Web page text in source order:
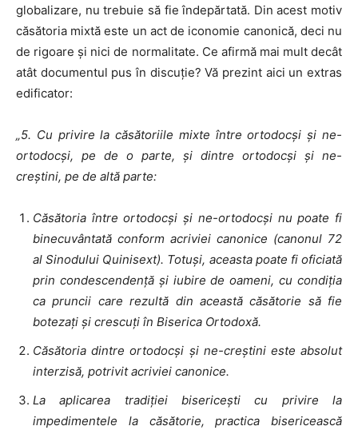
globalizare, nu trebuie să fie îndepărtată. Din acest motiv
căsătoria mixtă este un act de iconomie canonică, deci nu
de rigoare și nici de normalitate. Ce afirmă mai mult decât
atât documentul pus în discuție? Vă prezint aici un extras
edificator:
„5. Cu privire la căsătoriile mixte între ortodocși și ne-
ortodocși, pe de o parte, şi dintre ortodocși şi ne-
creștini, pe de altă parte:
Căsătoria între ortodocși și ne-ortodocși nu poate fi
binecuvântată conform acriviei canonice (canonul 72
al Sinodului Quinisext). Totuși, aceasta poate fi oficiată
prin condescendență și iubire de oameni, cu condiția
ca pruncii care rezultă din această căsătorie să fie
botezați și crescuți în Biserica Ortodoxă.
Căsătoria dintre ortodocși și ne-creștini este absolut
interzisă, potrivit acriviei canonice.
La aplicarea tradiției bisericești cu privire la
impedimentele la căsătorie, practica bisericească